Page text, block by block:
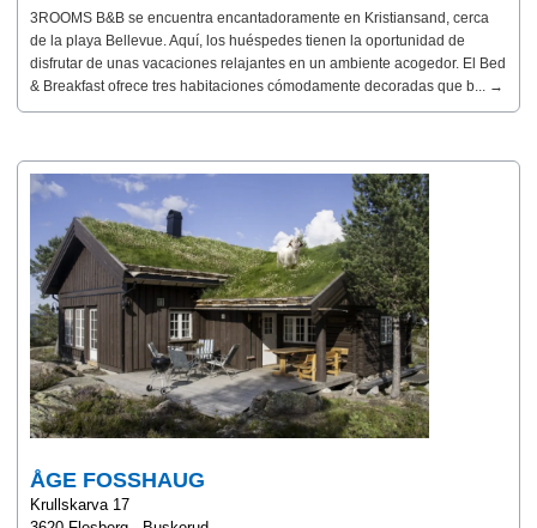
3ROOMS B&B se encuentra encantadoramente en Kristiansand, cerca
de la playa Bellevue. Aquí, los huéspedes tienen la oportunidad de
disfrutar de unas vacaciones relajantes en un ambiente acogedor. El Bed
& Breakfast ofrece tres habitaciones cómodamente decoradas que b... →
ÅGE FOSSHAUG
Krullskarva 17